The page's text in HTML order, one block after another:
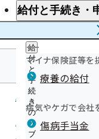
給付と手続き・
給付と手
給
付
と
手
続
き
の
サ
ブ
マイナ保険証等を
療養の給付
病気やケガで会社
傷病手当金
鹿児島支部
鹿児島支部からの